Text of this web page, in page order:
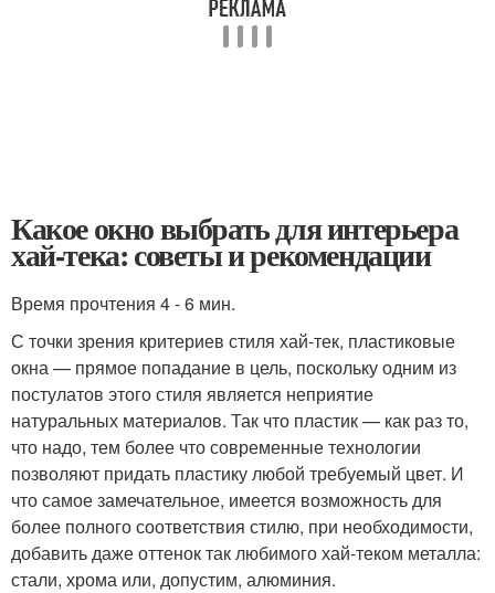
Какое окно выбрать для интерьера
хай-тека: советы и рекомендации
Время прочтения 4 - 6 мин.
С точки зрения критериев стиля хай-тек, пластиковые
окна — прямое попадание в цель, поскольку одним из
постулатов этого стиля является неприятие
натуральных материалов. Так что пластик — как раз то,
что надо, тем более что современные технологии
позволяют придать пластику любой требуемый цвет. И
что самое замечательное, имеется возможность для
более полного соответствия стилю, при необходимости,
добавить даже оттенок так любимого хай-теком металла:
стали, хрома или, допустим, алюминия.